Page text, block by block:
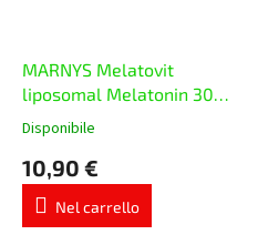
MARNYS Melatovit
liposomal Melatonin 30
ml
La
media
del
prodotto
Disponibile
10,90 €
Nel carrello